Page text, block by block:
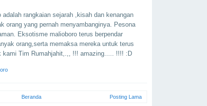
rangkaian sejarah ,kisah dan kenangan
orang yang pernah menyambanginya. Pesona
Eksotisme malioboro terus berpendar
orang,serta memaksa mereka untuk terus
kami Tim Rumahjahit,.,, !!! amazing..... !!!! :D
Posting Lama
Beranda